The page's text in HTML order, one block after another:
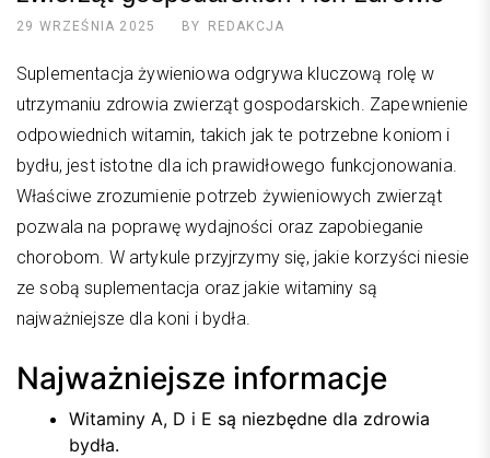
29 WRZEŚNIA 2025 BY REDAKCJA
Suplementacja żywieniowa odgrywa kluczową rolę w
utrzymaniu zdrowia zwierząt gospodarskich. Zapewnienie
odpowiednich witamin, takich jak te potrzebne koniom i
bydłu, jest istotne dla ich prawidłowego funkcjonowania.
Właściwe zrozumienie potrzeb żywieniowych zwierząt
pozwala na poprawę wydajności oraz zapobieganie
chorobom. W artykule przyjrzymy się, jakie korzyści niesie
ze sobą suplementacja oraz jakie witaminy są
najważniejsze dla koni i bydła.
Najważniejsze informacje
Witaminy A, D i E są niezbędne dla zdrowia
bydła.